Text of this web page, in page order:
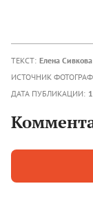
ТЕКСТ: Елена Сивкова
ИСТОЧНИК
ДАТА ПУБЛИКАЦИИ: